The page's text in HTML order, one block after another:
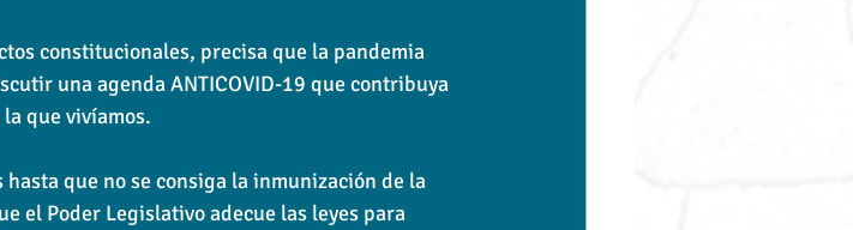
constitucionales, precisa que la pandemia
una agenda ANTICOVID-19 que contribuya
que vivíamos.
que no se consiga la inmunización de la
el Poder Legislativo adecue las leyes para